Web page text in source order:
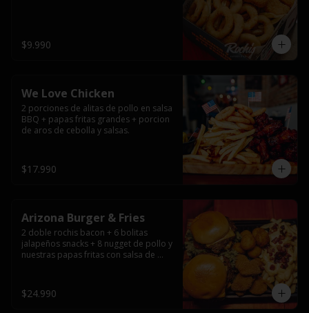
$9.990
We Love Chicken
2 porciones de alitas de pollo en salsa
BBQ + papas fritas grandes + porcion
de aros de cebolla y salsas.
$17.990
Arizona Burger & Fries
2 doble rochis bacon + 6 bolitas
jalapeños snacks + 8 nugget de pollo y
nuestras papas fritas con salsa de
$24.990